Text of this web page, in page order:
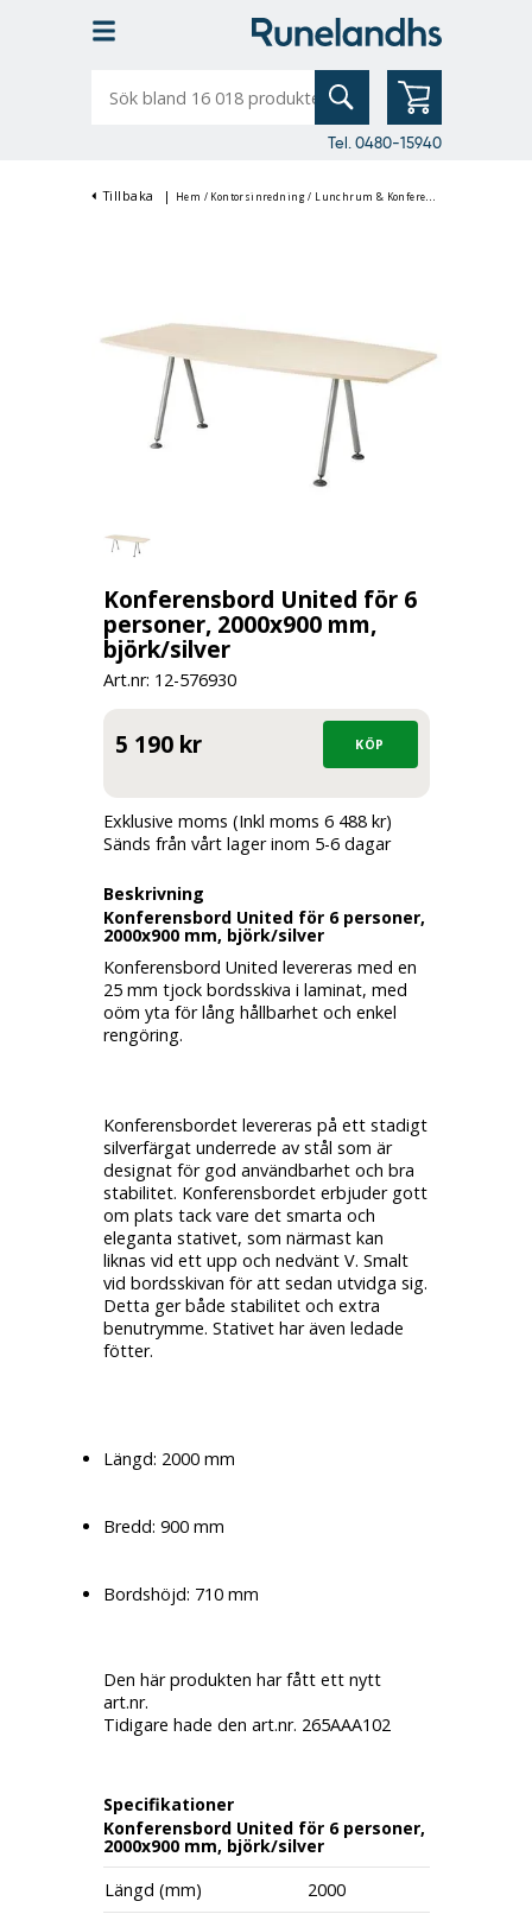
bland
Tel. 0480-15940
Tillbaka | Hem / Kontorsinredning / Lunchrum & Konferensinredning
Konferensbord United för 6
personer, 2000x900 mm,
björk/silver
Art.nr: 12-576930
5 190 kr
Exklusive moms (Inkl moms 6 488 kr)
Sänds från vårt lager inom 5-6 dagar
Beskrivning
Konferensbord United för 6 personer,
2000x900 mm, björk/silver
Konferensbord United levereras med en
25 mm tjock bordsskiva i laminat, med
oöm yta för lång hållbarhet och enkel
rengöring.
Konferensbordet levereras på ett stadigt
silverfärgat underrede av stål som är
designat för god användbarhet och bra
stabilitet. Konferensbordet erbjuder gott
om plats tack vare det smarta och
eleganta stativet, som närmast kan
liknas vid ett upp och nedvänt V. Smalt
vid bordsskivan för att sedan utvidga sig.
Detta ger både stabilitet och extra
benutrymme. Stativet har även ledade
fötter.
Längd: 2000 mm
Bredd: 900 mm
Bordshöjd: 710 mm
Den här produkten har fått ett nytt
art.nr.
Tidigare hade den art.nr. 265AAA102
Specifikationer
Konferensbord United för 6 personer,
2000x900 mm, björk/silver
Längd (mm)
2000